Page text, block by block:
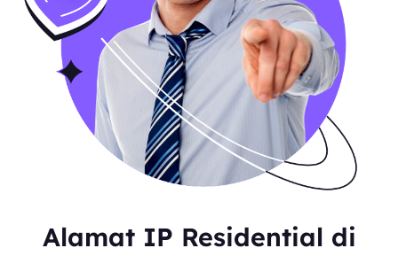
Alamat IP Residential di